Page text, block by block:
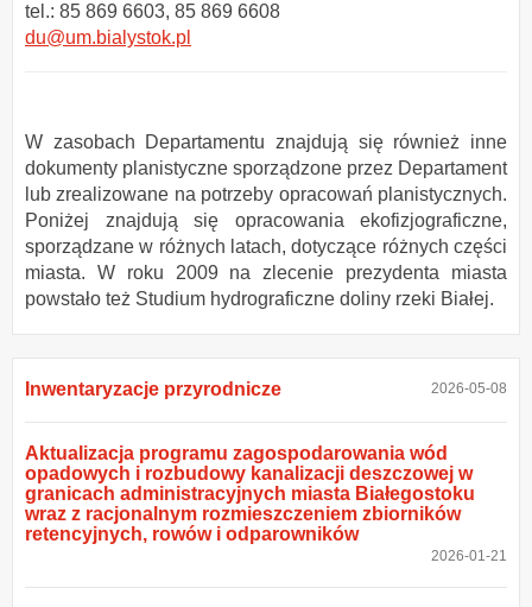
tel.: 85 869 6603, 85 869 6608
du@um.bialystok.pl
W zasobach Departamentu znajdują się również inne
dokumenty planistyczne sporządzone przez Departament
lub zrealizowane na potrzeby opracowań planistycznych.
Poniżej znajdują się opracowania ekofizjograficzne,
sporządzane w różnych latach, dotyczące różnych części
miasta. W roku 2009 na zlecenie prezydenta miasta
powstało też Studium hydrograficzne doliny rzeki Białej.
Inwentaryzacje przyrodnicze 2026-05-08
Aktualizacja programu zagospodarowania wód
opadowych i rozbudowy kanalizacji deszczowej w
granicach administracyjnych miasta Białegostoku
wraz z racjonalnym rozmieszczeniem zbiorników
retencyjnych, rowów i odparowników
2026-01-21